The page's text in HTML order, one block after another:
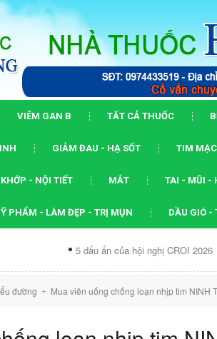
VIÊM GAN B TẤT CẢ THUỐC
GIẢM ĐAU - HẠ SỐT TIM
- NỘI TIẾT MẮT TAI - MŨI -
PHẨM - LÀM ĐẸP - TRỊ MỤN DẦU GIÓ -
5 dấu ấn của hội nghị CROI 2026
đường + Mua viên uống chống loạn nhịp tim NINH